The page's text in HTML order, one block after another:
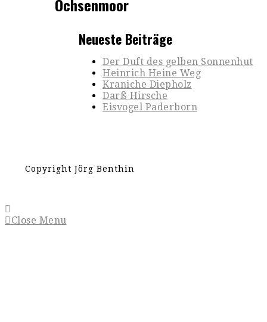
Ochsenmoor
Neueste Beiträge
Der Duft des gelben Sonnenhut
Heinrich Heine Weg
Kraniche Diepholz
Darß Hirsche
Eisvogel Paderborn
Copyright Jörg Benthin
Close Menu